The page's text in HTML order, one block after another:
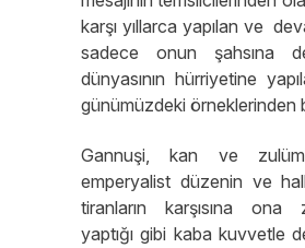
karşı yıllarca yapılan ve
sadece onun şahsına
dünyasının hürriyetine
günümüzdeki örneklerinden
Gannuşi, kan ve
emperyalist düzenin ve
tiranların karşısına ona
yaptığı gibi kaba kuvvetle